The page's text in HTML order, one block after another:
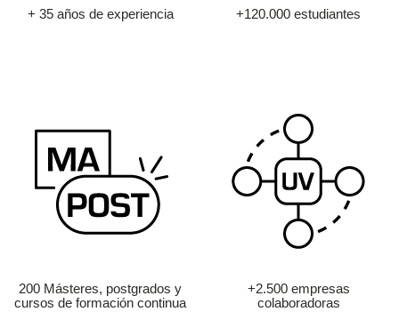
+ 35 años de experiencia +120.000 estudiantes
200 Másteres, postgrados y
cursos de formación continua
+2.500 empresas
colaboradoras